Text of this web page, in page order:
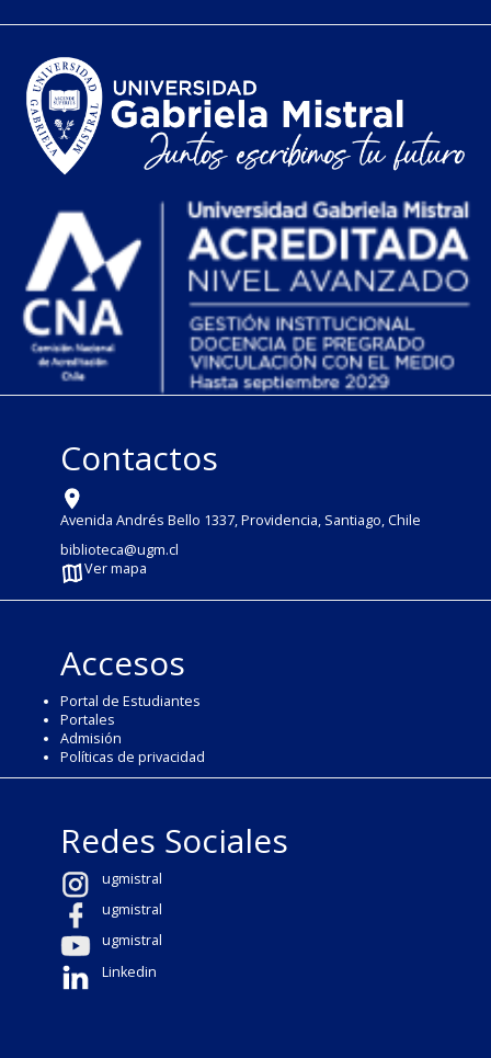
Contactos
Avenida Andrés Bello 1337, Providencia, Santiago, Chile
biblioteca@ugm.cl
Ver mapa
Accesos
Portal de Estudiantes
Portales
Admisión
Políticas de privacidad
Redes Sociales
ugmistral
ugmistral
ugmistral
Linkedin